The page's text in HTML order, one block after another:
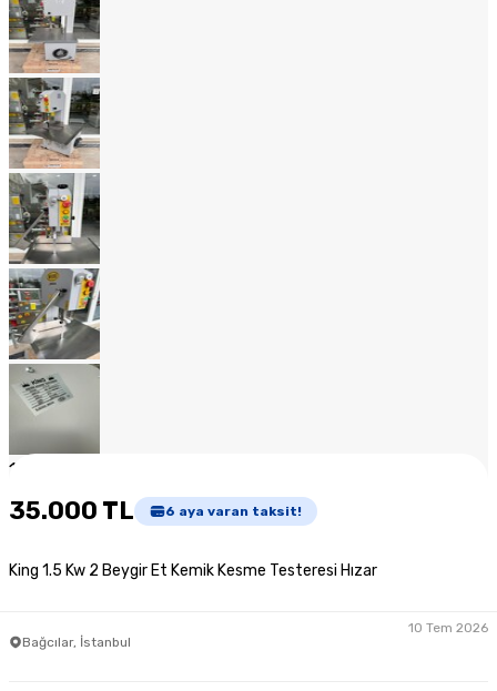
1
35.000 TL 6 aya varan taksit!
King 1.5 Kw 2 Beygir Et Kemik Kesme Testeresi Hızar
Bağcılar, İstanbul
10 Tem 2026